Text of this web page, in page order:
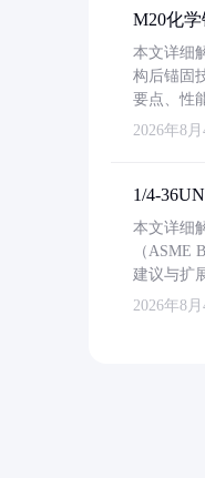
M20化
本文详细
构后锚固
要点、性
2026年8月
1/4-
本文详细
（ASME
建议与扩
2026年8月